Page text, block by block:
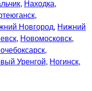
, Находка,
,
Новгород, Нижний
, Новомосковск,
,
Уренгой, Ногинск,